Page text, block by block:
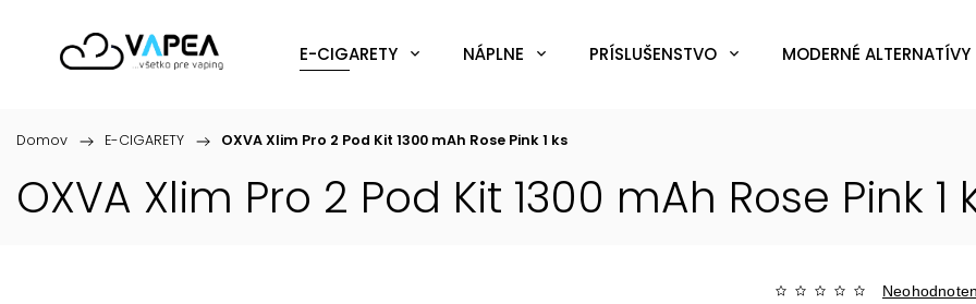
E-CIGARETY NÁPLNE PRÍSLUŠENSTVO MODERNÉ
Domov / E-CIGARETY / OXVA Xlim Pro 2 Pod Kit 1300 mAh Rose Pink 1 ks
OXVA Xlim Pro 2 Pod Kit 1300 mAh Rose Pink 1